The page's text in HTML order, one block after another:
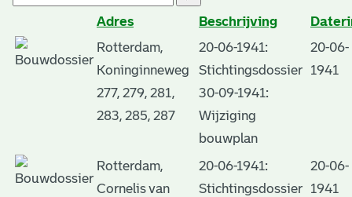
Adres Beschrijving
Rotterdam,
Koninginneweg
277, 279, 281,
283, 285, 287
20-06-1941:
Stichtingsdossier
30-09-1941:
Wijziging
bouwplan
20-06-
1941
Rotterdam,
Cornelis van
20-06-1941:
Stichtingsdossier
20-06-
1941